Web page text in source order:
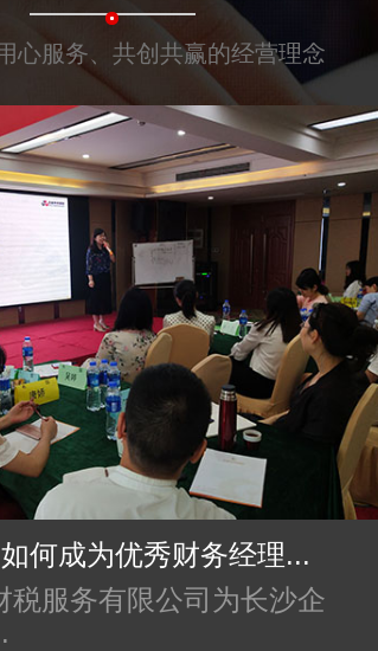
心服务、共创共赢的经营理念
何成为优秀财务经理...
税服务有限公司为长沙企